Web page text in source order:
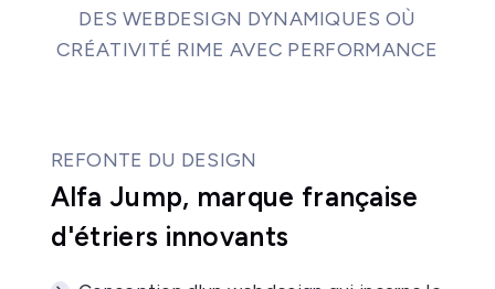
DES WEBDESIGN DYNAMIQUES OÙ
CRÉATIVITÉ RIME AVEC PERFORMANCE
REFONTE DU DESIGN
Alfa Jump, marque française
d'étriers innovants